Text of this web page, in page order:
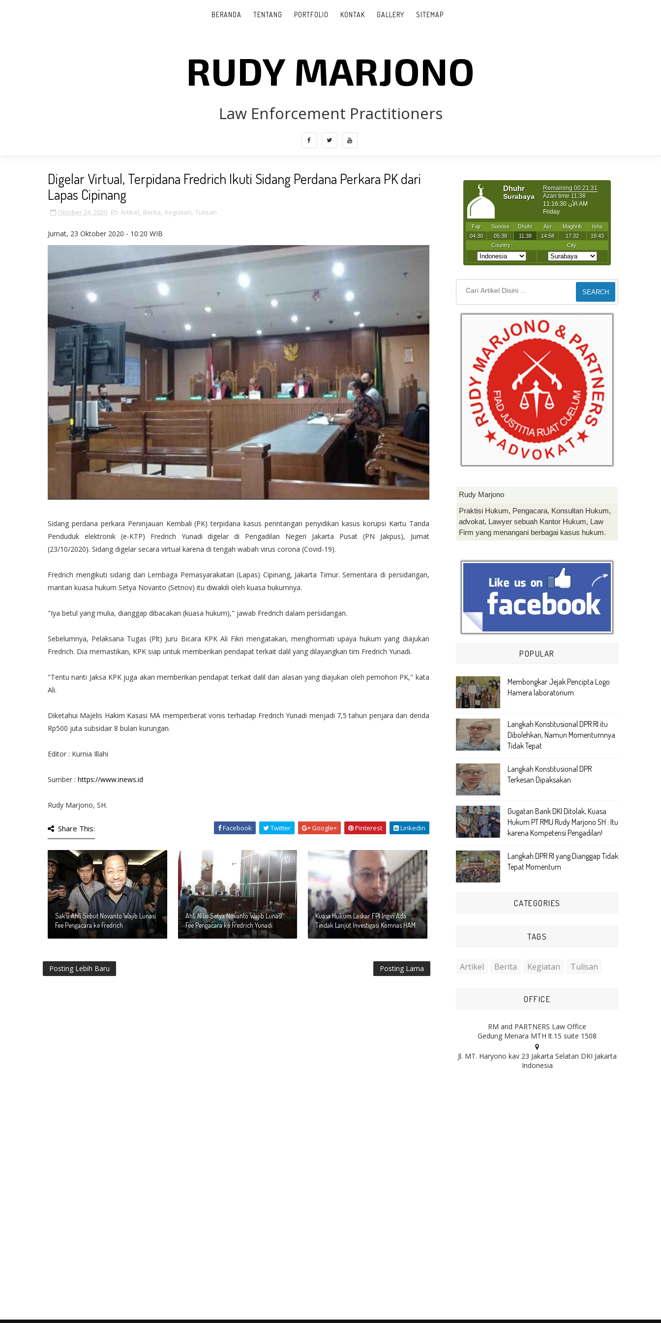
BERANDA TENTANG PORTFOLIO KONTAK GALLERY SITEMAP
RUDY MARJONO
Law Enforcement Practitioners
Digelar Virtual, Terpidana Fredrich Ikuti Sidang Perdana Perkara PK dari
Lapas Cipinang
Oktober 24, 2020 Artikel, Berita, Kegiatan, Tulisan
Jumat, 23 Oktober 2020 - 10:20 WIB
Sidang perdana perkara Peninjauan Kembali (PK) terpidana kasus perintangan penyidikan kasus korupsi Kartu Tanda
Penduduk elektronik (e-KTP) Fredrich Yunadi digelar di Pengadilan Negeri Jakarta Pusat (PN Jakpus), Jumat
(23/10/2020). Sidang digelar secara virtual karena di tengah wabah virus corona (Covid-19).
Fredrich mengikuti sidang dari Lembaga Pemasyarakatan (Lapas) Cipinang, Jakarta Timur. Sementara di persidangan,
mantan kuasa hukum Setya Novanto (Setnov) itu diwakili oleh kuasa hukumnya.
"Iya betul yang mulia, dianggap dibacakan (kuasa hukum)," jawab Fredrich dalam persidangan.
Sebelumnya, Pelaksana Tugas (Plt) Juru Bicara KPK Ali Fikri mengatakan, menghormati upaya hukum yang diajukan
Fredrich. Dia memastikan, KPK siap untuk memberikan pendapat terkait dalil yang dilayangkan tim Fredrich Yunadi.
"Tentu nanti Jaksa KPK juga akan memberikan pendapat terkait dalil dan alasan yang diajukan oleh pemohon PK," kata
Ali.
Diketahui Majelis Hakim Kasasi MA memperberat vonis terhadap Fredrich Yunadi menjadi 7,5 tahun penjara dan denda
Rp500 juta subsidair 8 bulan kurungan.
Editor : Kurnia Illahi
Sumber : https://www.inews.id
Rudy Marjono, SH.
Share This: Facebook Twitter Google+ Pinterest Linkedin
Saksi Ahli Sebut Novanto Wajib Lunasi
Fee Pengacara ke Fredrich
Ahli Nilai Setya Novanto Wajib Lunasi
Fee Pengacara ke Fredrich Yunadi
Kuasa Hukum Laskar FPI Ingin Ada
Tindak Lanjut Investigasi Komnas HAM
Posting Lebih Baru Posting Lama
SEARCH
Rudy Marjono
Praktisi Hukum, Pengacara, Konsultan Hukum,
advokat, Lawyer sebuah Kantor Hukum, Law
Firm yang menangani berbagai kasus hukum.
POPULAR
Membongkar Jejak Pencipta Logo
Hamera laboratorium
Langkah Konstitusional DPR RI itu
Dibolehkan, Namun Momentumnya
Tidak Tepat
Langkah Konstitusional DPR
Terkesan Dipaksakan
Gugatan Bank DKI Ditolak, Kuasa
Hukum PT RMU Rudy Marjono SH : Itu
karena Kompetensi Pengadilan!
Langkah DPR RI yang Dianggap Tidak
Tepat Momentum
CATEGORIES
TAGS
Artikel Berita Kegiatan Tulisan
OFFICE
RM and PARTNERS Law Office
Gedung Menara MTH lt.15 suite 1508
Jl. MT. Haryono kav 23 Jakarta Selatan DKI Jakarta
Indonesia